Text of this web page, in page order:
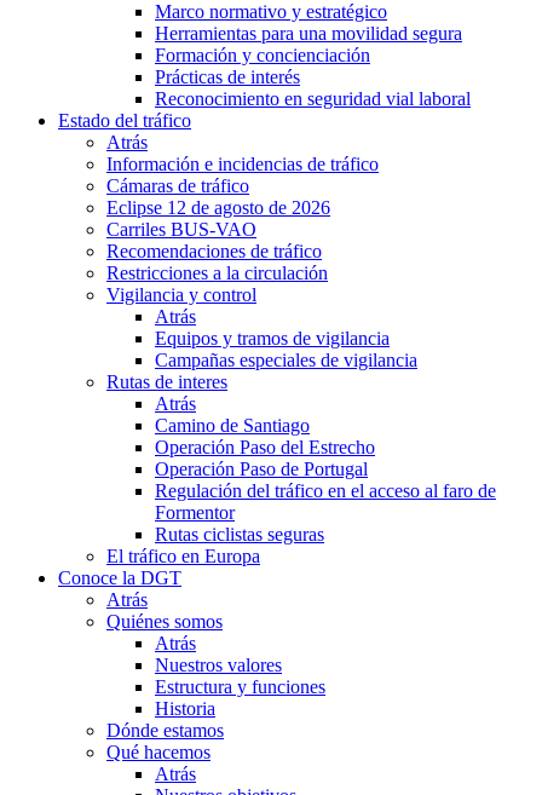
Marco normativo y estratégico
Herramientas para una movilidad segura
Formación y concienciación
Prácticas de interés
Reconocimiento en seguridad vial laboral
Estado del tráfico
Atrás
Información e incidencias de tráfico
Cámaras de tráfico
Eclipse 12 de agosto de 2026
Carriles BUS-VAO
Recomendaciones de tráfico
Restricciones a la circulación
Vigilancia y control
Atrás
Equipos y tramos de vigilancia
Campañas especiales de vigilancia
Rutas de interes
Atrás
Camino de Santiago
Operación Paso del Estrecho
Operación Paso de Portugal
Regulación del tráfico en el acceso al faro de
Formentor
Rutas ciclistas seguras
El tráfico en Europa
Conoce la DGT
Atrás
Quiénes somos
Atrás
Nuestros valores
Estructura y funciones
Historia
Dónde estamos
Qué hacemos
Atrás